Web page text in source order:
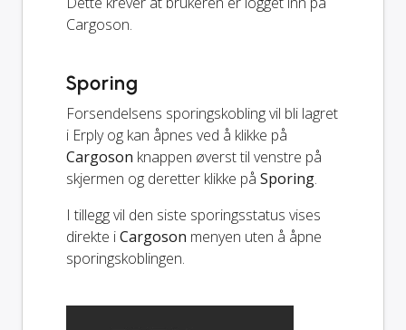
Cargoson.
Sporing
Forsendelsens sporingskobling vil bli lagret
i Erply og kan åpnes ved å klikke på
Cargoson knappen øverst til venstre på
skjermen og deretter klikke på Sporing.
I tillegg vil den siste sporingsstatus vises
direkte iCargoson menyen uten å åpne
sporingskoblingen.